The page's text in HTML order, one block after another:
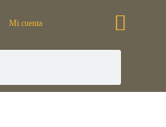
Mi cuenta